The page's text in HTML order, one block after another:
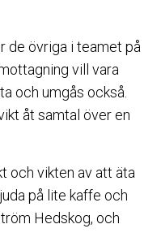
de övriga i teamet på
vill vara
och umgås också.
åt samtal över en
och vikten av att äta
på lite kaffe och
Hedskog, och